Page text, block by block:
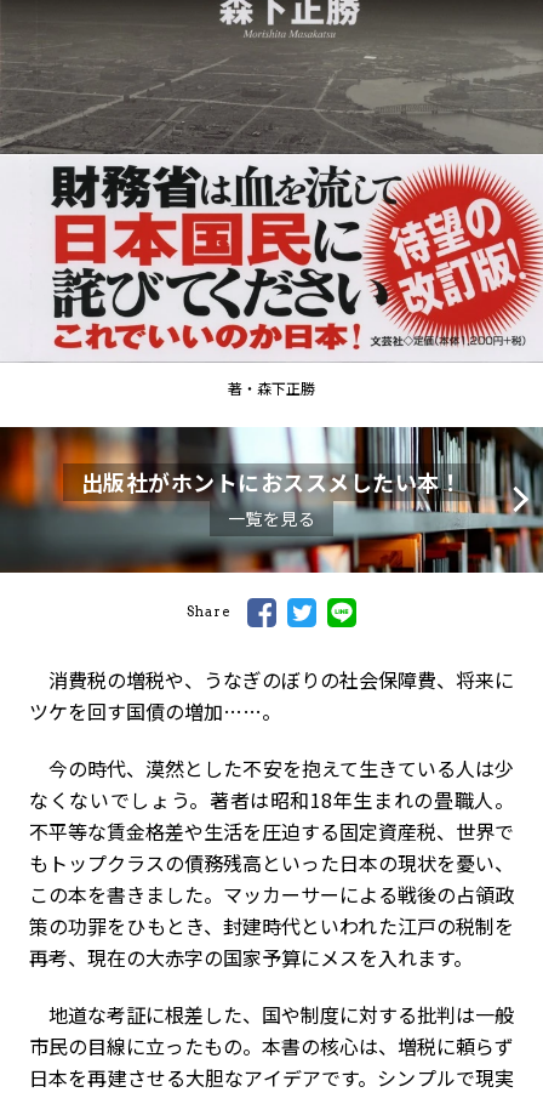
著・森下正勝
出版社がホントにおススメしたい本！
一覧を見る
Share
消費税の増税や、うなぎのぼりの社会保障費、将来に
ツケを回す国債の増加……。
今の時代、漠然とした不安を抱えて生きている人は少
なくないでしょう。著者は昭和18年生まれの畳職人。
不平等な賃金格差や生活を圧迫する固定資産税、世界で
もトップクラスの債務残高といった日本の現状を憂い、
この本を書きました。マッカーサーによる戦後の占領政
策の功罪をひもとき、封建時代といわれた江戸の税制を
再考、現在の大赤字の国家予算にメスを入れます。
地道な考証に根差した、国や制度に対する批判は一般
市民の目線に立ったもの。本書の核心は、増税に頼らず
日本を再建させる大胆なアイデアです。シンプルで現実